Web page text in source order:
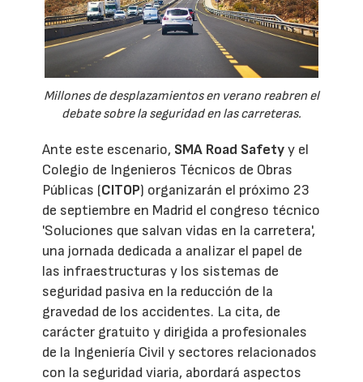
Millones de desplazamientos en verano reabren el
debate sobre la seguridad en las carreteras.
Ante este escenario, SMA Road Safetyy el
Colegio de Ingenieros Técnicos de Obras
Públicas (CITOP) organizarán el próximo 23
de septiembre en Madrid el congreso técnico
'Soluciones que salvan vidas en la carretera',
una jornada dedicada a analizar el papel de
las infraestructuras y los sistemas de
seguridad pasiva en la reducción de la
gravedad de los accidentes. La cita, de
carácter gratuito y dirigida a profesionales
de la Ingeniería Civil y sectores relacionados
con la seguridad viaria, abordará aspectos